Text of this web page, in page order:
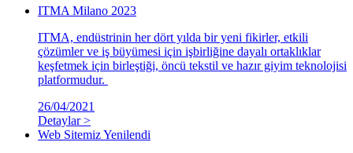
ITMA Milano 2023
ITMA, endüstrinin her dört yılda bir yeni fikirler, etkili
çözümler ve iş büyümesi için işbirliğine dayalı ortaklıklar
keşfetmek için birleştiği, öncü tekstil ve hazır giyim teknolojisi
platformudur.
26/04/2021
Detaylar >
Web Sitemiz Yenilendi